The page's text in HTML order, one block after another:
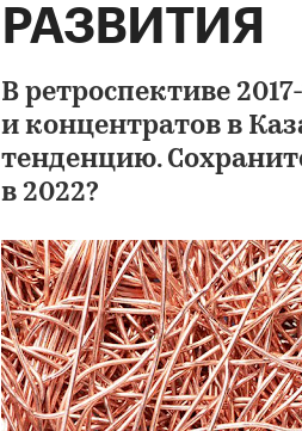
РАЗВИТИЯ
В ретроспективе
и концентратов в
тенденцию.
в 2022?